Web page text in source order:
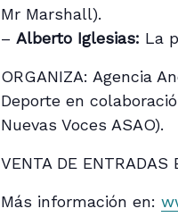
Mr Marshall).
–Alberto Iglesias: La
ORGANIZA: Agencia
Deporte en
Nuevas Voces ASAO).
VENTA DE ENTRADAS
Más información en: